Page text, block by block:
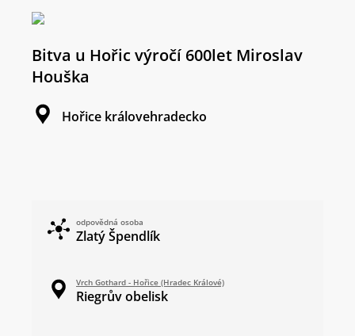
Bitva u Hořic výročí 600let Miroslav
Houška
Hořice královehradecko
odpovědná osoba
Zlatý Špendlík
Vrch Gothard - Hořice (Hradec Králové)
Riegrův obelisk